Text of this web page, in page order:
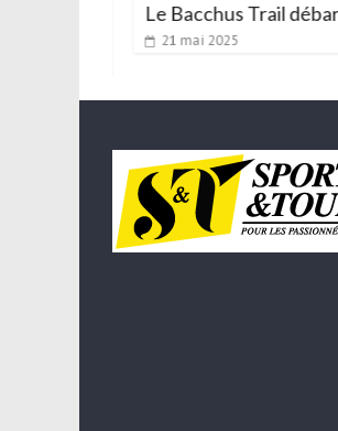
Le Bacchus Trail
21 mai 2025